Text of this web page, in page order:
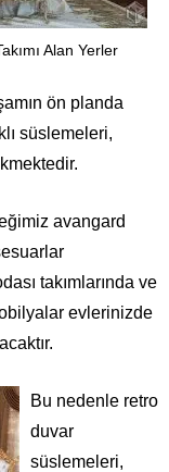
Alan Yerler
ön planda
süslemeleri,
avangard
takımlarında ve
evlerinizde
Bu nedenle retro
duvar
süslemeleri,